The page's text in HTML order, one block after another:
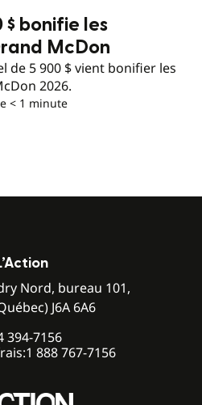
$ bonifie les
McDon
de 5 900 $ vient bonifier les
2026.
< 1 minute
Nord, bureau 101,
J6A 6A6
394-7156
1 888 767-7156